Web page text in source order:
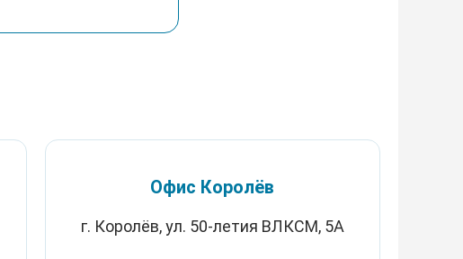
Офис Королёв
г. Королёв, ул. 50-летия ВЛКСМ, 5А